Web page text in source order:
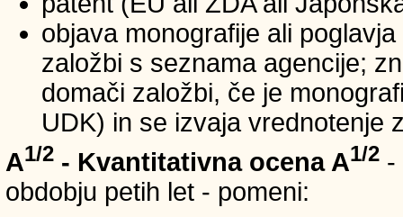
objava monografije ali
založbi s seznama agencije;
domači založbi, če je
UDK) in se izvaja vrednotenje
A1/2 - Kvantitativna ocena A1/2 -
obdobju petih let - pomeni: